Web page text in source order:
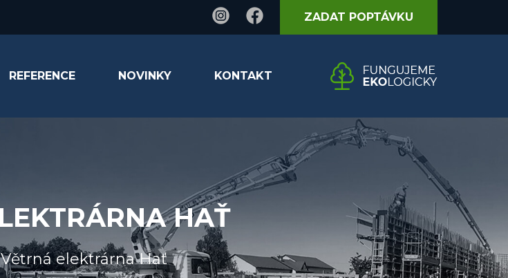
ZADAT POPTÁVKU
REFERENCE NOVINKY KONTAKT
HAŤ
Větrná elektrárna Hať